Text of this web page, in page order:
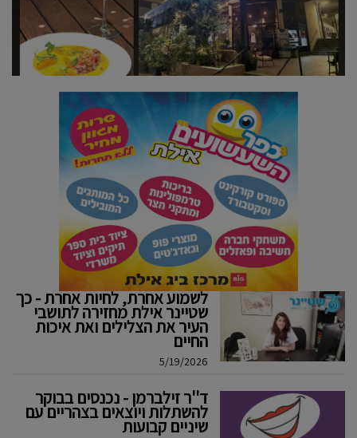
לשמוע אחרת, לחיות אחרת - כך
שטיינר אילת מחזירה לתושבי
העיר את הצלילים ואת איכות
החיים
5/19/2026
ד''ר זילברמן - נכנסים בבוקר
להשתלות ויוצאים בצהריים עם
שיניים קבועות